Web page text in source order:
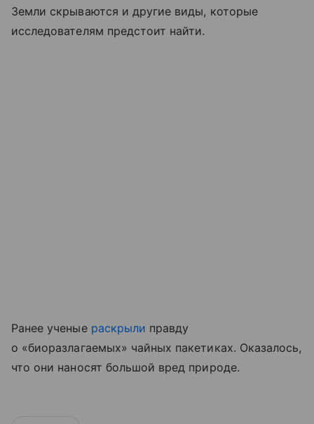
Земли скрываются и другие виды, которые
исследователям предстоит найти.
Ранее ученые раскрыли правду
о «биоразлагаемых» чайных пакетиках. Оказалось,
что они наносят большой вред природе.